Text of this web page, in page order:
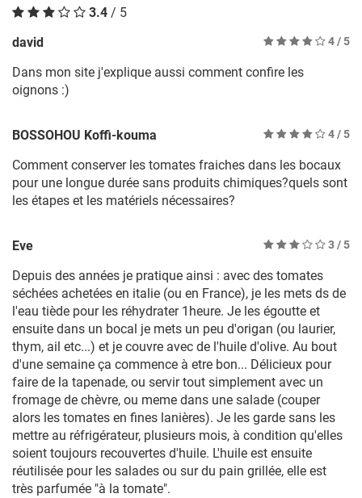
3.4 / 5
david
4/ 5
Dans mon site j'explique aussi comment confire les
oignons :)
BOSSOHOU Koffi-kouma 4/ 5
Comment conserver les tomates fraiches dans les bocaux
pour une longue durée sans produits chimiques?quels sont
les étapes et les matériels nécessaires?
Eve 3/ 5
Depuis des années je pratique ainsi : avec des tomates
séchées achetées en italie (ou en France), je les mets ds de
l'eau tiède pour les réhydrater 1heure. Je les égoutte et
ensuite dans un bocal je mets un peu d'origan (ou laurier,
thym, ail etc...) et je couvre avec de l'huile d'olive. Au bout
d'une semaine ça commence à etre bon... Délicieux pour
faire de la tapenade, ou servir tout simplement avec un
fromage de chèvre, ou meme dans une salade (couper
alors les tomates en fines lanières). Je les garde sans les
mettre au réfrigérateur, plusieurs mois, à condition qu'elles
soient toujours recouvertes d'huile. L'huile est ensuite
réutilisée pour les salades ou sur du pain grillée, elle est
très parfumée "à la tomate".